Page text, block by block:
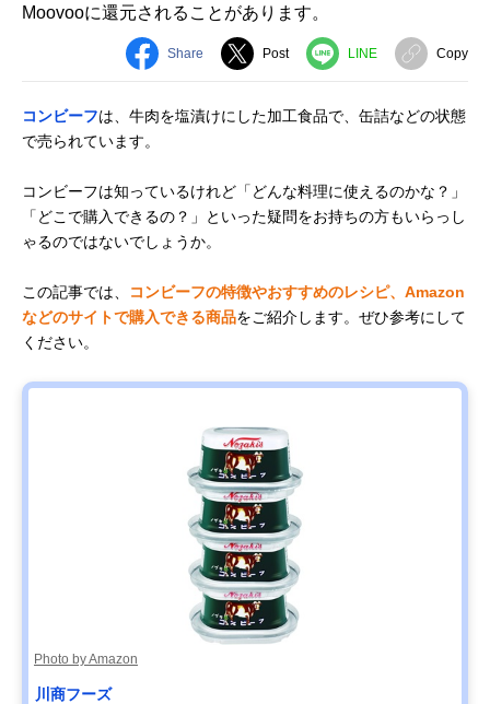
Moovooに還元されることがあります。
Share Post LINE Copy
コンビーフは、牛肉を塩漬けにした加工食品で、缶詰などの状態
で売られています。
コンビーフは知っているけれど「どんな料理に使えるのかな？」
「どこで購入できるの？」といった疑問をお持ちの方もいらっし
ゃるのではないでしょうか。
この記事では、
コンビーフの特徴やおすすめのレシピ、Amazon
などのサイトで購入できる商品をご紹介します。ぜひ参考にして
ください。
Photo by Amazon
川商フーズ